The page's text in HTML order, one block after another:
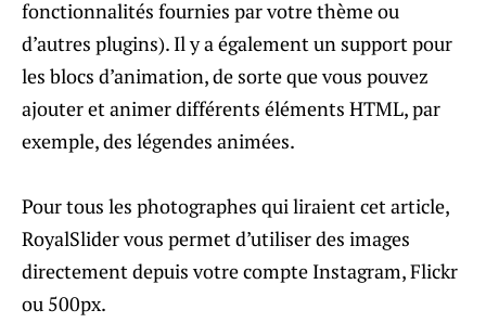
fonctionnalités fournies par votre thème ou
d’autres plugins). Il y a également un support pour
les blocs d’animation, de sorte que vous pouvez
ajouter et animer différents éléments HTML, par
exemple, des légendes animées.
Pour tous les photographes qui liraient cet article,
RoyalSlider vous permet d’utiliser des images
directement depuis votre compte Instagram, Flickr
ou 500px.